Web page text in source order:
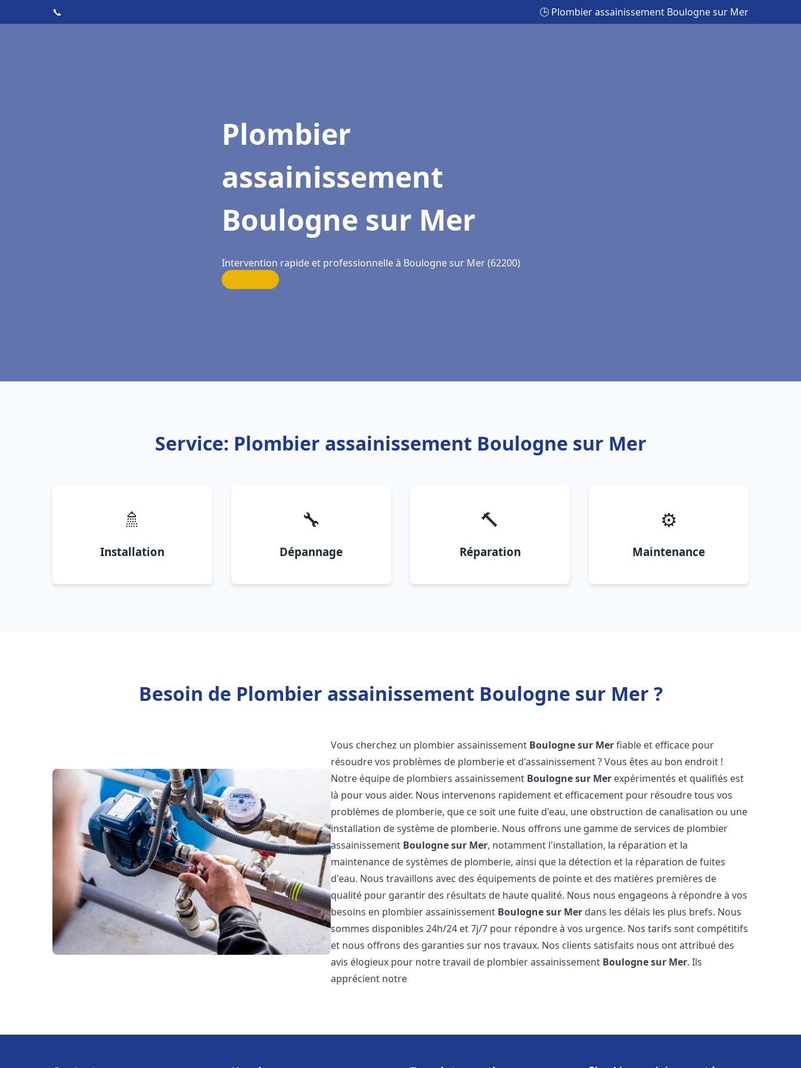
📞 🕒 Plombier assainissement Boulogne sur Mer
Plombier
assainissement
Boulogne sur Mer
Intervention rapide et professionnelle à Boulogne sur Mer (62200)
Service: Plombier assainissement Boulogne sur Mer
🚿
Installation
🔧
Dépannage
🔨
Réparation
⚙️
Maintenance
Besoin de Plombier assainissement Boulogne sur Mer ?
Vous cherchez un plombier assainissement Boulogne sur Merfiable et efficace pour
résoudre vos problèmes de plomberie et d'assainissement ? Vous êtes au bon endroit !
Notre équipe de plombiers assainissement Boulogne sur Mer expérimentés et qualifiés est
là pour vous aider. Nous intervenons rapidement et efficacement pour résoudre tous vos
problèmes de plomberie, que ce soit une fuite d'eau, une obstruction de canalisation ou une
installation de système de plomberie. Nous offrons une gamme de services de plombier
assainissement Boulogne sur Mer, notamment l'installation, la réparation et la
maintenance de systèmes de plomberie, ainsi que la détection et la réparation de fuites
d'eau. Nous travaillons avec des équipements de pointe et des matières premières de
qualité pour garantir des résultats de haute qualité. Nous nous engageons à répondre à vos
besoins en plombier assainissement Boulogne sur Mer dans les délais les plus brefs. Nous
sommes disponibles 24h/24 et 7j/7 pour répondre à vos urgence. Nos tarifs sont compétitifs
et nous offrons des garanties sur nos travaux. Nos clients satisfaits nous ont attribué des
avis élogieux pour notre travail de plombier assainissement Boulogne sur Mer. Ils
apprécient notre